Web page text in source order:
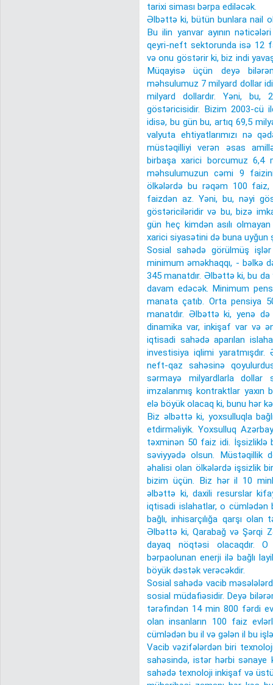
tarixi siması bərpa ediləcək.
Əlbəttə ki, bütün bunlara nail
Bu ilin yanvar ayının
qeyri-neft sektorunda isə 12
və onu göstərir ki, biz indi
Müqayisə üçün deyə
məhsulumuz 7 milyard dollar
milyard dollardır. Yəni, bu,
göstəricisidir. Bizim 2003-cü
idisə, bu gün bu, artıq 69,5
valyuta ehtiyatlarımızı nə
müstəqilliyi verən əsas
birbaşa xarici borcumuz 6,4
məhsulumuzun cəmi 9
ölkələrdə bu rəqəm 100
faizdən az. Yəni, bu, nəyi
göstəriciləridir və bu, bizə
gün heç kimdən asılı
xarici siyasətini də buna uyğun
Sosial sahədə görülmüş
minimum əməkhaqqı, - bəlkə
345 manatdır. Əlbəttə ki, bu
davam edəcək. Minimum
manata çatıb. Orta pensiya
manatdır. Əlbəttə ki, yenə
dinamika var, inkişaf var və
iqtisadi sahədə aparılan
investisiya iqlimi
neft-qaz sahəsinə
sərmayə milyardlarla dollar
imzalanmış kontraktlar yaxın
elə böyük olacaq ki, bunu hər
Biz əlbəttə ki, yoxsulluqla
etdirməliyik. Yoxsulluq
təxminən 50 faiz idi. İşsizliklə
səviyyədə olsun. Müstəqillik
əhalisi olan ölkələrdə işsizlik
bizim üçün. Biz hər il 10
əlbəttə ki, daxili resurslar
iqtisadi islahatlar, o cümlədən
bağlı, inhisarçılığa qarşı
Əlbəttə ki, Qarabağ və Şərqi
dayaq nöqtəsi olacaqdır.
bərpaolunan enerji ilə bağlı
böyük dəstək verəcəkdir.
Sosial sahədə vacib
sosial müdafiəsidir. Deyə
tərəfindən 14 min 800 fərdi
olan insanların 100 faiz
cümlədən bu il və gələn il bu
Vacib vəzifələrdən biri
sahəsində, istər hərbi sənaye
sahədə texnoloji inkişaf və